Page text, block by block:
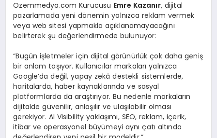
Ozemmedya.com Kurucusu Emre Kazanır, dijital
pazarlamada yeni dönemin yalnızca reklam vermek
veya web sitesi yapmakla açıklanamayacağını
belirterek şu değerlendirmede bulunuyor:
“Bugün işletmeler için dijital görünürlük çok daha geniş
bir anlam taşıyor. Kullanıcılar markaları yalnızca
Google’da değil, yapay zekâ destekli sistemlerde,
haritalarda, haber kaynaklarında ve sosyal
platformlarda da araştırıyor. Bu nedenle markaların
dijitalde güvenilir, anlaşılır ve ulaşılabilir olması
gerekiyor. AI Visibility yaklaşımı, SEO, reklam, içerik,
itibar ve operasyonel büyümeyi aynı çatı altında